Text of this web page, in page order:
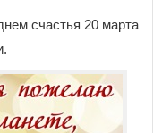
счастья 20 марта